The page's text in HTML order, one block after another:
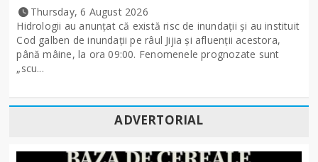
Thursday, 6 August 2026
Hidrologii au anunțat că există risc de inundații și au instituit
Cod galben de inundații pe râul Jijia și afluenții acestora,
până mâine, la ora 09:00. Fenomenele prognozate sunt
„scu...
ADVERTORIAL